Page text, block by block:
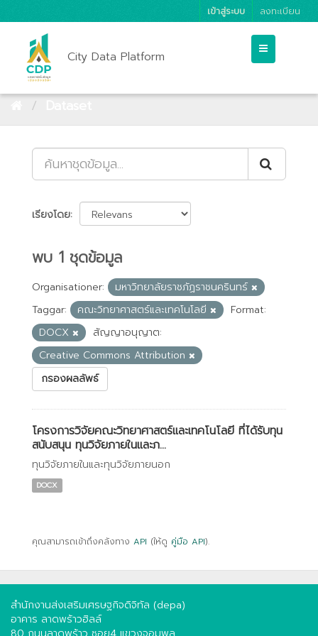
เข้าสู่ระบบ ลงทะเบียน
City Data Platform
เรียงโดย
พบ 1 ชุดข้อมูล
Organisationer:
มหาวิทยาลัยราชภัฏราชนครินทร์
Taggar:
คณะวิทยาศาสตร์และเทคโนโลยี
Format:
DOCX
สัญญาอนุญาต:
Creative Commons Attribution
กรองผลลัพธ์
โครงการวิจัยคณะวิทยาศาสตร์และเทคโนโลยี ที่ได้รับทุน
สนับสนุน ทุนวิจัยภายในและภ...
ทุนวิจัยภายในและทุนวิจัยภายนอก
DOCX
คุณสามารถเข้าถึงคลังทาง API (ให้ดู คู่มือ API).
สำนักงานส่งเสริมเศรษฐกิจดิจิทัล (depa)
อาคาร ลาดพร้าวฮิลล์